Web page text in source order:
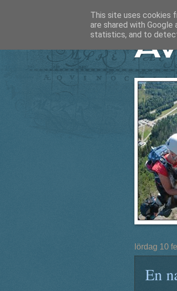
lördag 10
En
This site uses cookies
are shared with
statistics, and to